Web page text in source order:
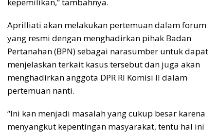
kepemilikan,” tambahnya.
Aprilliati akan melakukan pertemuan dalam forum
yang resmi dengan menghadirkan pihak Badan
Pertanahan (BPN) sebagai narasumber untuk dapat
menjelaskan terkait kasus tersebut dan juga akan
menghadirkan anggota DPR RI Komisi II dalam
pertemuan nanti.
“Ini kan menjadi masalah yang cukup besar karena
menyangkut kepentingan masyarakat, tentu hal ini